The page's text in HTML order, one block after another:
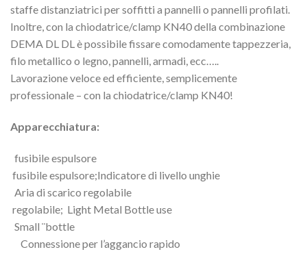
staffe distanziatrici per soffitti a pannelli o pannelli profilati.
Inoltre, con la chiodatrice/clamp KN40 della combinazione
DEMA DL DL è possibile fissare comodamente tappezzeria,
filo metallico o legno, pannelli, armadi, ecc…..
Lavorazione veloce ed efficiente, semplicemente
professionale – con la chiodatrice/clamp KN40!
Apparecchiatura:
fusibile espulsore
fusibile espulsore;Indicatore di livello unghie
Aria di scarico regolabile
regolabile; Light Metal Bottle use
Small ¨bottle
Connessione per l’aggancio rapido